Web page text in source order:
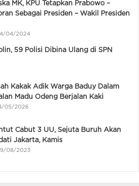
MK, KPU Tetapkan Prabowo –
Sebagai Presiden – Wakil Presiden
04/2024
59 Polisi Dibina Ulang di SPN
Kakak Adik Warga Baduy Dalam
Madu Odeng Berjalan Kaki
05/2026
Cabut 3 UU, Sejuta Buruh Akan
Jakarta, Kamis
08/2023